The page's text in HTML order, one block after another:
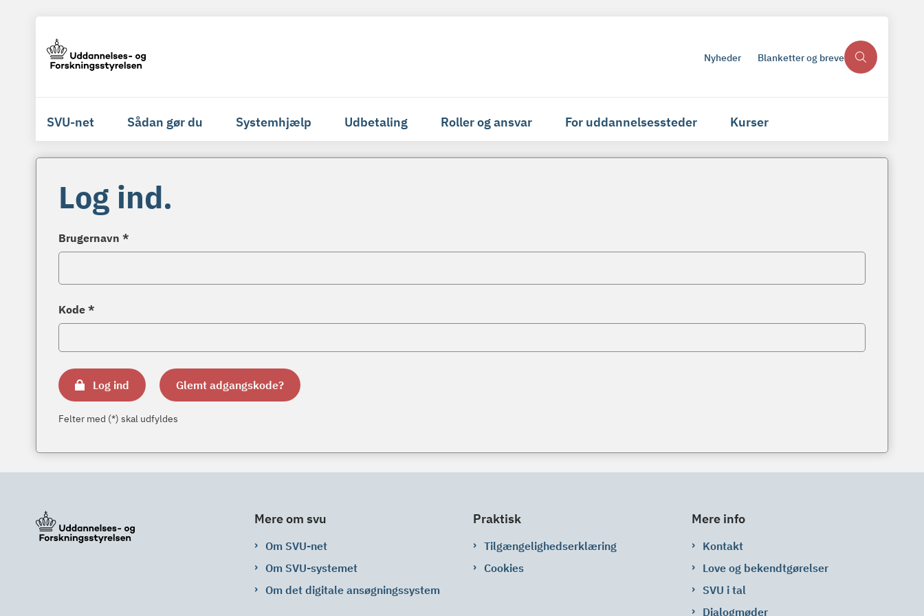
Nyheder Blanketter og breve
SVU-net Sådan gør du Systemhjælp Udbetaling Roller og ansvar For uddannelsessteder Kurser
Log ind.
Brugernavn *
Kode *
Log ind Glemt adgangskode?
Felter med (*) skal udfyldes
Mere om svu
Om SVU-net
Om SVU-systemet
Om det digitale ansøgningssystem
Praktisk
Tilgængelighedserklæring
Cookies
Mere info
Kontakt
Love og bekendtgørelser
SVU i tal
Dialogmøder